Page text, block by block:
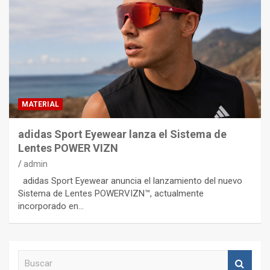
MATERIAL
adidas Sport Eyewear lanza el Sistema de
Lentes POWER VIZN
admin
adidas Sport Eyewear anuncia el lanzamiento del nuevo
Sistema de Lentes POWERVIZN™, actualmente
incorporado en…